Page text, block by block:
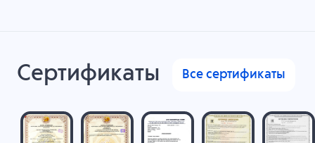
Сертификаты Все сертификаты